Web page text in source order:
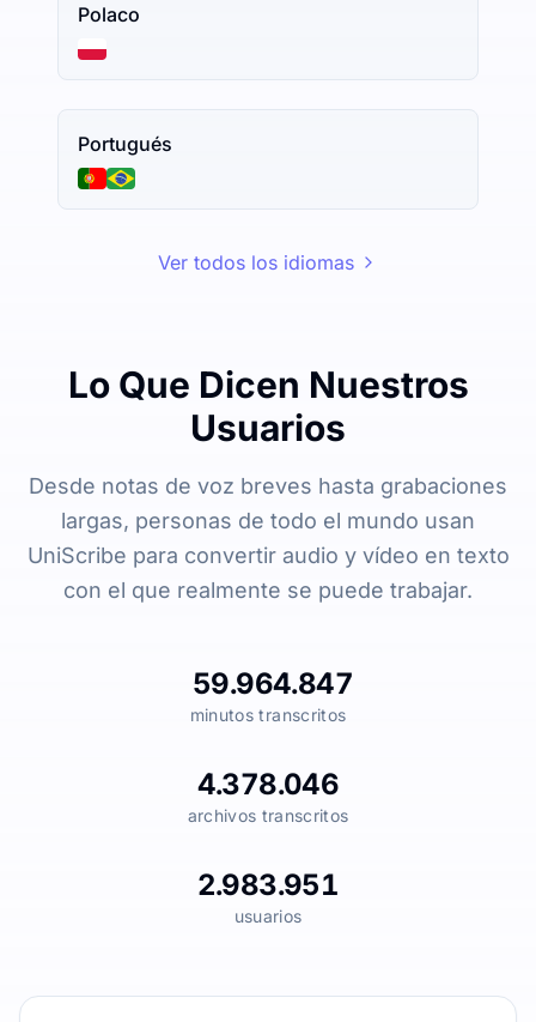
Polaco
Portugués
Ver todos los idiomas
Lo Que Dicen Nuestros
Usuarios
Desde notas de voz breves hasta grabaciones
largas, personas de todo el mundo usan
UniScribe para convertir audio y vídeo en texto
con el que realmente se puede trabajar.
59.964.847
minutos transcritos
4.378.046
archivos transcritos
2.983.951
usuarios